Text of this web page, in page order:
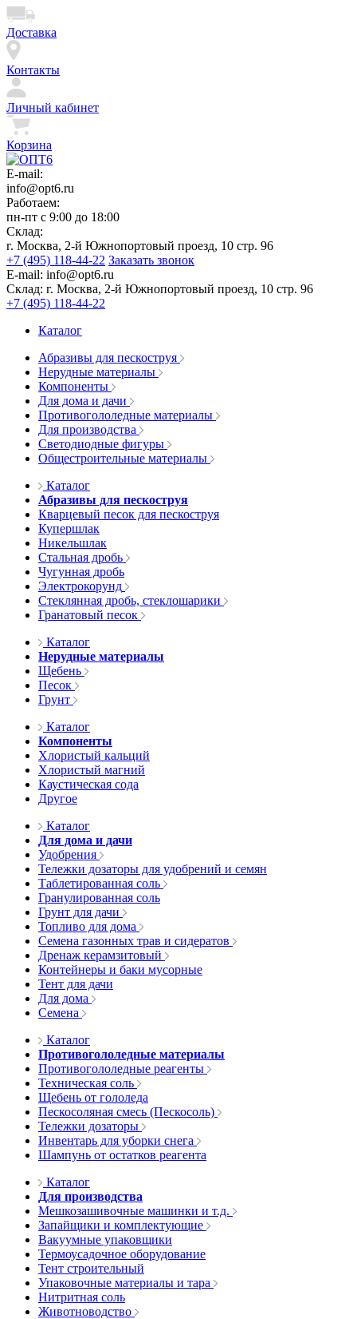
Доставка
Контакты
Личный кабинет
Корзина
E-mail:
info@opt6.ru
Работаем:
пн-пт с 9:00 до 18:00
Склад:
г. Москва, 2-й Южнопортовый проезд, 10 стр. 96
+7 (495) 118-44-22 Заказать звонок
E-mail: info@opt6.ru
Склад: г. Москва, 2-й Южнопортовый проезд, 10 стр. 96
+7 (495) 118-44-22
Каталог
Абразивы для пескоструя
Нерудные материалы
Компоненты
Для дома и дачи
Противогололедные материалы
Для производства
Светодиодные фигуры
Общестроительные материалы
Каталог
Абразивы для пескоструя
Кварцевый песок для пескоструя
Купершлак
Никельшлак
Стальная дробь
Чугунная дробь
Электрокорунд
Стеклянная дробь, стеклошарики
Гранатовый песок
Каталог
Нерудные материалы
Щебень
Песок
Грунт
Каталог
Компоненты
Хлористый кальций
Хлористый магний
Каустическая сода
Другое
Каталог
Для дома и дачи
Удобрения
Тележки дозаторы для удобрений и семян
Таблетированная соль
Гранулированная соль
Грунт для дачи
Топливо для дома
Семена газонных трав и сидератов
Дренаж керамзитовый
Контейнеры и баки мусорные
Тент для дачи
Для дома
Семена
Каталог
Противогололедные материалы
Противогололедные реагенты
Техническая соль
Щебень от гололеда
Пескосоляная смесь (Пескосоль)
Тележки дозаторы
Инвентарь для уборки снега
Шампунь от остатков реагента
Каталог
Для производства
Мешкозашивочные машинки и т.д.
Запайщики и комплектующие
Вакуумные упаковщики
Термоусадочное оборудование
Тент строительный
Упаковочные материалы и тара
Нитритная соль
Животноводство